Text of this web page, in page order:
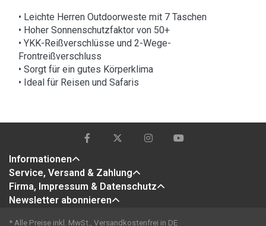
• Leichte Herren Outdoorweste mit 7 Taschen
• Hoher Sonnenschutzfaktor von 50+
• YKK-Reißverschlüsse und 2-Wege-
Frontreißverschluss
• Sorgt für ein gutes Körperklima
• Ideal für Reisen und Safaris
Informationen
Service, Versand & Zahlung
Firma, Impressum & Datenschutz
Newsletter abonnieren
* Alle Preise inkl. MwSt., Versandkostenfrei in DE